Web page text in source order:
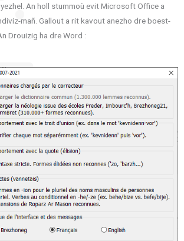
An holl stummoù evit Microsoft Office a
mañ. Gallout a rit kavout anezho dre boest-
Drouizig ha dre Word :